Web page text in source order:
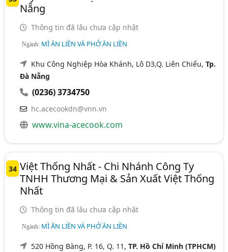
Nẵng
Thông tin đã lâu chưa cập nhật
Ngành: MÌ ĂN LIỀN VÀ PHỞ ĂN LIỀN
Khu Công Nghiệp Hòa Khánh, Lô D3,Q. Liên Chiểu,Tp.
Đà Nẵng
(0236) 3734750
hc.acecookdn@vnn.vn
www.vina-acecook.com
34 Việt Thống Nhất - Chi Nhánh Công Ty
TNHH Thương Mại & Sản Xuất Việt Thống
Nhất
Thông tin đã lâu chưa cập nhật
Ngành: MÌ ĂN LIỀN VÀ PHỞ ĂN LIỀN
520 Hồng Bàng, P. 16, Q. 11,TP. Hồ Chí Minh (TPHCM)